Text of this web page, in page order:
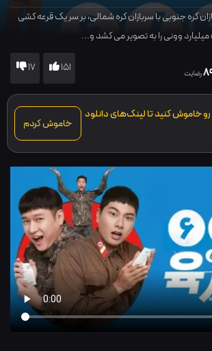
کره جنوبی با سربازان کره شمالی، بر سر یک قرعه کشی
رضایت 151
17
خاموش کنید تا لینک‌های دانلود
خاموش کردم